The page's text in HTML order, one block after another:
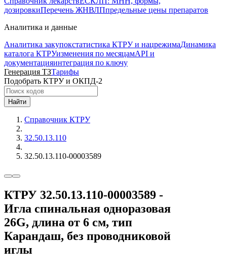
дозировкиПеречень ЖНВЛПпредельные цены препаратов
Аналитика и данные
Аналитика закупокстатистика КТРУ и нацрежимаДинамика
каталога КТРУизменения по месяцамAPI и
документацияинтеграция по ключу
Генерация ТЗТарифы
Подобрать КТРУ и ОКПД-2
Найти
Справочник КТРУ
32.50.13.110
32.50.13.110-00003589
КТРУ 32.50.13.110-00003589 -
Игла спинальная одноразовая
26G, длина от 6 см, тип
Карандаш, без проводниковой
иглы